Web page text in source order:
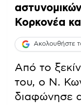
Κορκονέα
Ακολουθήστε
Από το
του, ο Ν.
διαφώνησε